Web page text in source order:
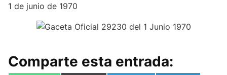
1 de junio de 1970
Comparte esta entrada: